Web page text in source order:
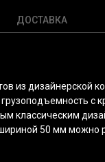
ДОСТАВКА
из дизайнерской
с
классическим
50 мм можно